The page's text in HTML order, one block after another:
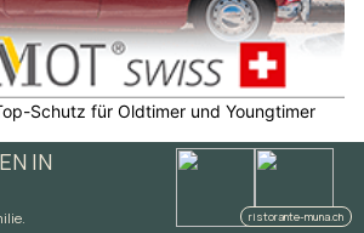
Schutz für Oldtimer und Youngtimer